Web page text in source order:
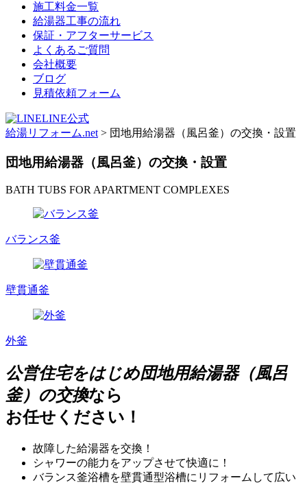
施工料金一覧
給湯器工事の流れ
保証・アフターサービス
よくあるご質問
会社概要
ブログ
見積依頼フォーム
LINE公式
給湯リフォーム.net > 団地用給湯器（風呂釜）の交換・設置
団地用給湯器（風呂釜）の交換・設置
BATH TUBS FOR APARTMENT COMPLEXES
バランス釜
壁貫通釜
外釜
公営住宅をはじめ団地用給湯器（風呂
釜）の交換なら
お任せください！
故障した給湯器を交換！
シャワーの能力をアップさせて快適に！
バランス釜浴槽を壁貫通型浴槽にリフォームして広い